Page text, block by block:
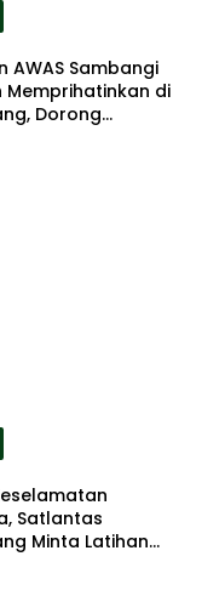
AWAS Sambangi
Memprihatinkan di
Dorong
Satlantas
Minta Latihan